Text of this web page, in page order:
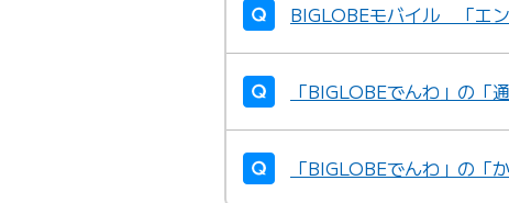
BIGLOBEモバイル 「エ
「BIGLOBEでんわ」の「
「BIGLOBEでんわ」の「